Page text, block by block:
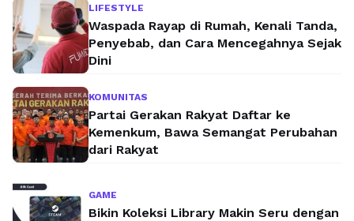
LIFESTYLE
Waspada Rayap di Rumah, Kenali Tanda,
Penyebab, dan Cara Mencegahnya Sejak
Dini
KOMUNITAS
Partai Gerakan Rakyat Daftar ke
Kemenkum, Bawa Semangat Perubahan
dari Rakyat
GAME
Bikin Koleksi Library Makin Seru dengan